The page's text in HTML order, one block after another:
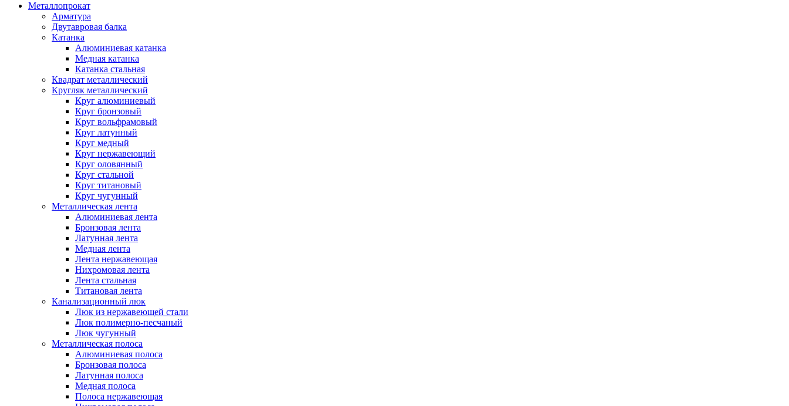
Металлопрокат
Арматура
Двутавровая балка
Катанка
Алюминиевая катанка
Медная катанка
Катанка стальная
Квадрат металлический
Кругляк металлический
Круг алюминиевый
Круг бронзовый
Круг вольфрамовый
Круг латунный
Круг медный
Круг нержавеющий
Круг оловянный
Круг стальной
Круг титановый
Круг чугунный
Металлическая лента
Алюминиевая лента
Бронзовая лента
Латунная лента
Медная лента
Лента нержавеющая
Нихромовая лента
Лента стальная
Титановая лента
Канализационный люк
Люк из нержавеющей стали
Люк полимерно-песчаный
Люк чугунный
Металлическая полоса
Алюминиевая полоса
Бронзовая полоса
Латунная полоса
Медная полоса
Полоса нержавеющая